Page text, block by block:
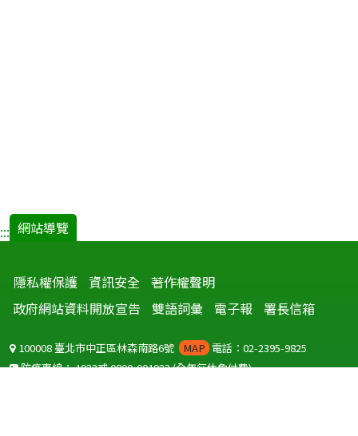
::: 網站導覽
隱私權保護 資訊安全 著作權聲明
政府網站資料開放宣告
雙語詞彙 電子報 署長信箱
100008 臺北市中正區林森南路6號 MAP 電話：02-2395-9825
防疫專線：1922或0800-001922(全年無休免付費)